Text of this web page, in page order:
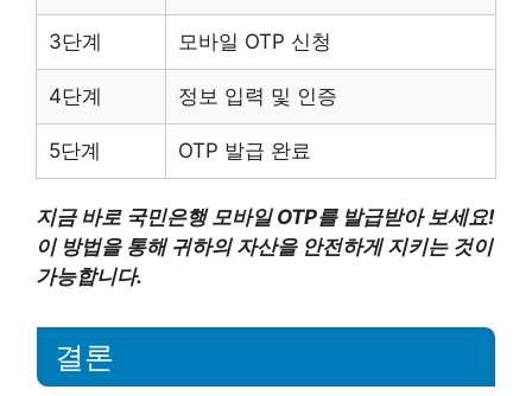
3단계 모바일 OTP 신청
4단계 정보 입력 및 인증
5단계 OTP 발급 완료
지금 바로 국민은행 모바일 OTP를 발급받아 보세요!
이 방법을 통해 귀하의 자산을 안전하게 지키는 것이
가능합니다.
결론